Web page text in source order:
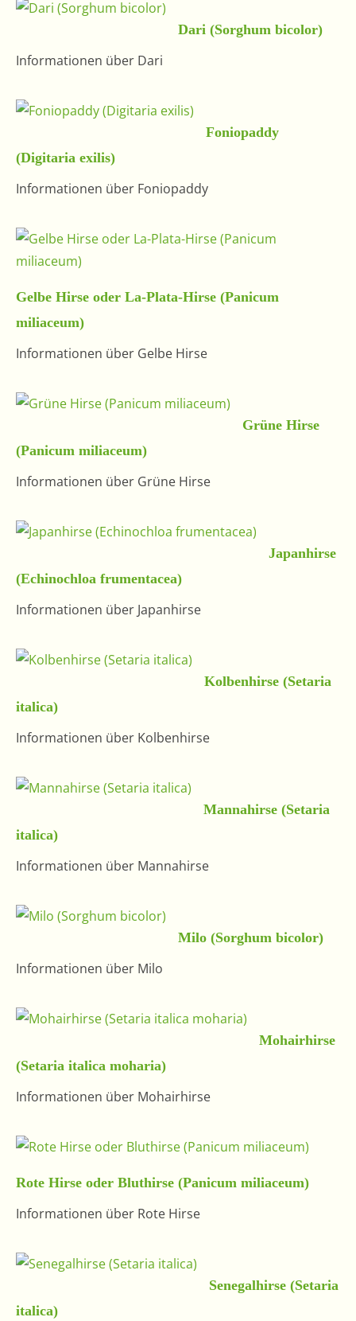
Dari (Sorghum bicolor)
Informationen über Dari
Foniopaddy
(Digitaria exilis)
Informationen über Foniopaddy
Gelbe Hirse oder La-Plata-Hirse (Panicum
miliaceum)
Informationen über Gelbe Hirse
Grüne Hirse
(Panicum miliaceum)
Informationen über Grüne Hirse
Japanhirse
(Echinochloa frumentacea)
Informationen über Japanhirse
Kolbenhirse (Setaria
italica)
Informationen über Kolbenhirse
Mannahirse (Setaria
italica)
Informationen über Mannahirse
Milo (Sorghum bicolor)
Informationen über Milo
Mohairhirse
(Setaria italica moharia)
Informationen über Mohairhirse
Rote Hirse oder Bluthirse (Panicum miliaceum)
Informationen über Rote Hirse
Senegalhirse (Setaria
italica)